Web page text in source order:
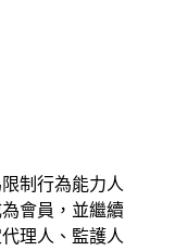
制行為能力人
會員，並繼續
理人、監護人